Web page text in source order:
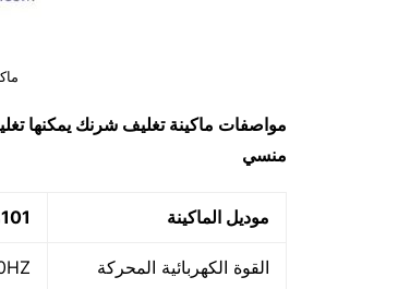
مواصفات ماكينة تغليف شرنك يمكنها
منسي
موديل الماكينة 101
القوة الكهربائية المحركة